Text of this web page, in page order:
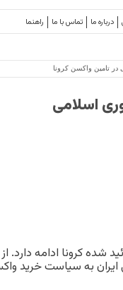
راهنما تماس با ما درباره ما
تامین واکسن کرونا
اسلامی
شده کرونا ادامه دارد.
ایران به سیاست خرید